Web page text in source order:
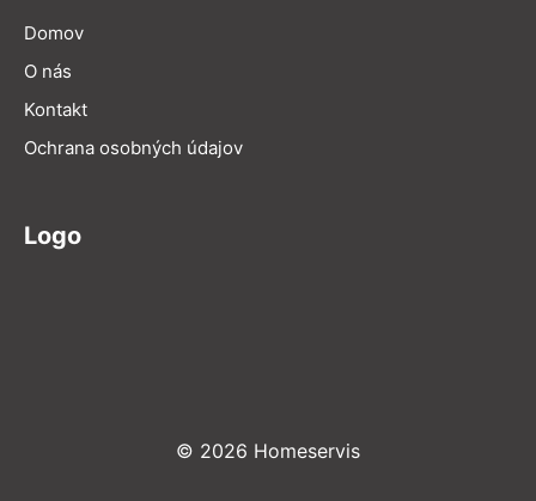
Domov
O nás
Kontakt
Ochrana osobných údajov
Logo
© 2026 Homeservis